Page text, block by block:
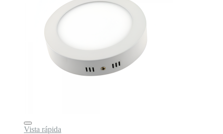
Vista rápida